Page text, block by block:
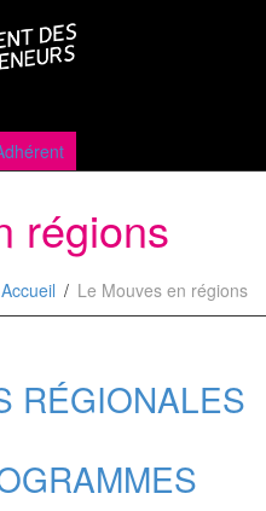
régions
Accueil Le Mouves en régions
RÉGIONALES